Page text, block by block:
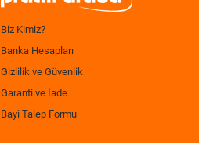
Biz Kimiz?
Banka Hesapları
Gizlilik ve Güvenlik
Garanti ve İade
Bayi Talep Formu